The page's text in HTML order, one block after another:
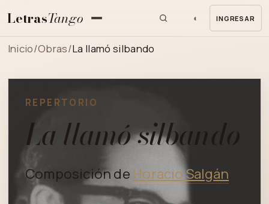
LetrasTango ◐ INGRESAR
Inicio/Obras/La llamó silbando
REPERTORIO
La llamó silbando
Composición de Horacio Salgán.